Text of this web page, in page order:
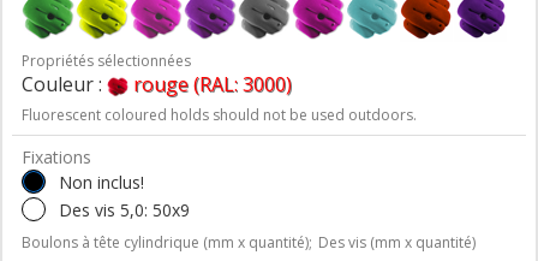
Propriétés sélectionnées
Couleur : rouge (RAL: 3000)
Fluorescent coloured holds should not be used outdoors.
Fixations
Non inclus!
Des vis 5,0: 50x9
Boulons à tête cylindrique (mm x quantité); Des vis (mm x quantité)